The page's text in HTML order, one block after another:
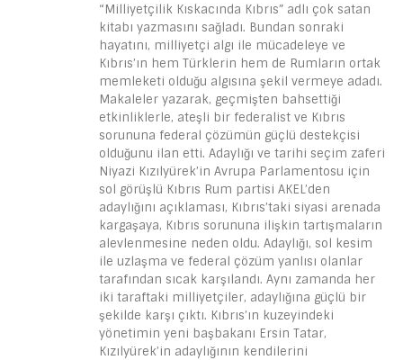
“Milliyetçilik Kıskacında Kıbrıs” adlı çok satan
kitabı yazmasını sağladı. Bundan sonraki
hayatını, milliyetçi algı ile mücadeleye ve
Kıbrıs’ın hem Türklerin hem de Rumların ortak
memleketi olduğu algısına şekil vermeye adadı.
Makaleler yazarak, geçmişten bahsettiği
etkinliklerle, ateşli bir federalist ve Kıbrıs
sorununa federal çözümün güçlü destekçisi
olduğunu ilan etti. Adaylığı ve tarihi seçim zaferi
Niyazi Kızılyürek’in Avrupa Parlamentosu için
sol görüşlü Kıbrıs Rum partisi AKEL’den
adaylığını açıklaması, Kıbrıs’taki siyasi arenada
kargaşaya, Kıbrıs sorununa ilişkin tartışmaların
alevlenmesine neden oldu. Adaylığı, sol kesim
ile uzlaşma ve federal çözüm yanlısı olanlar
tarafından sıcak karşılandı. Aynı zamanda her
iki taraftaki milliyetçiler, adaylığına güçlü bir
şekilde karşı çıktı. Kıbrıs’ın kuzeyindeki
yönetimin yeni başbakanı Ersin Tatar,
Kızılyürek’in adaylığının kendilerini